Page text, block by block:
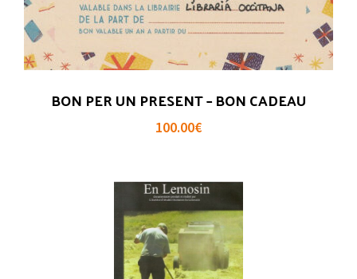
BON PER UN PRESENT – BON CADEAU
100.00€